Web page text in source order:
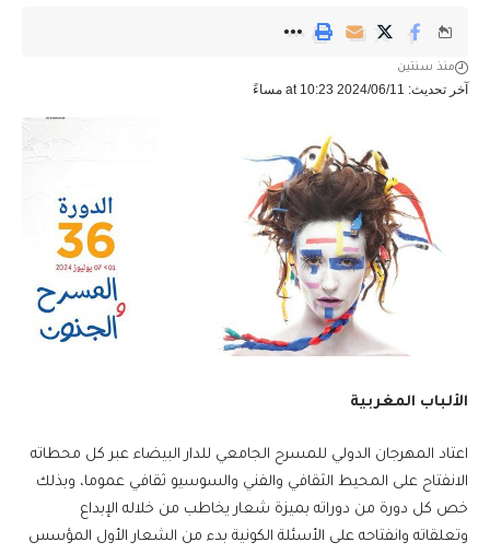
آخر تحديث: 2024/06/11 at 10:23 مساءً
منذ سنتين
الألباب المغربية
اعتاد المهرجان الدولي للمسرح الجامعي للدار البيضاء عبر كل محطاته
الانفتاح على المحيط الثقافي والفني والسوسيو ثقافي عموما، وبذلك
خص كل دورة من دوراته بميزة شعار يخاطب من خلاله الإبداع
وتعلقاته وانفتاحه على الأسئلة الكونية بدء من الشعار الأول المؤسس